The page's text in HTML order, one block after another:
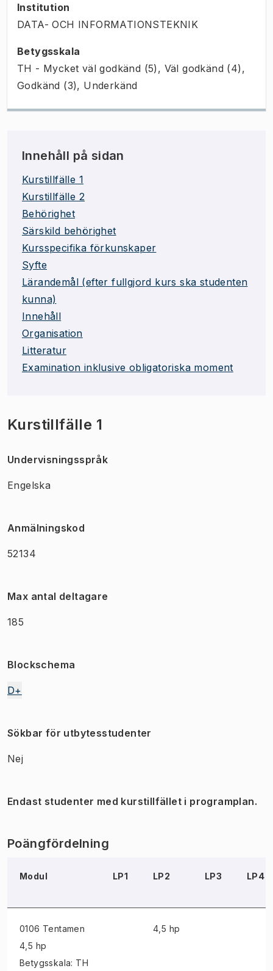
Institution
DATA- OCH INFORMATIONSTEKNIK
Betygsskala
TH - Mycket väl godkänd (5), Väl godkänd (4),
Godkänd (3), Underkänd
Innehåll på sidan
Kurstillfälle 1
Kurstillfälle 2
Behörighet
Särskild behörighet
Kursspecifika förkunskaper
Syfte
Lärandemål (efter fullgjord kurs ska studenten
kunna)
Innehåll
Organisation
Litteratur
Examination inklusive obligatoriska moment
Kurstillfälle 1
Undervisningsspråk
Engelska
Anmälningskod
52134
Max antal deltagare
185
Blockschema
D+
Sökbar för utbytesstudenter
Nej
Endast studenter med kurstillfället i programplan.
Poängfördelning
Modul LP1 LP2 LP3 LP4
0106 Tentamen
4,5 hp
Betygsskala: TH
4,5 hp